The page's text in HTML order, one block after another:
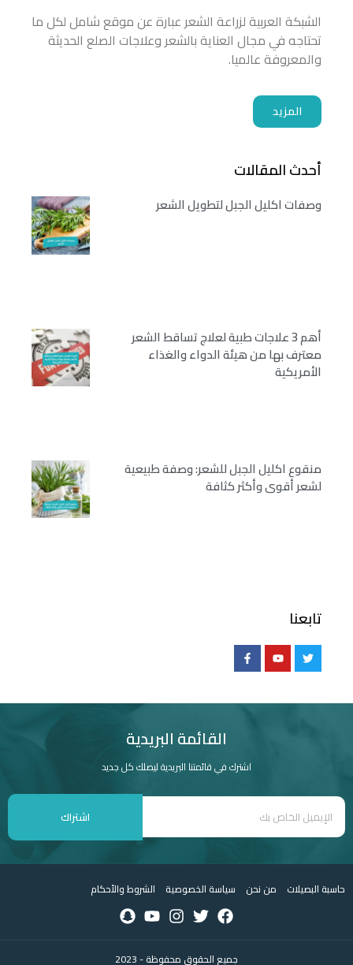
الشبكة العربية لزراعة الشعر عبارة عن موقع شامل لكل ما
تحتاجه في مجال العناية بالشعر وعلاجات الصلع الحديثة
والمعروفة عالميا.
المزيد
أحدث المقالات
وصفات اكليل الجبل لتطويل الشعر
أهم 3 علاجات طبية لعلاج تساقط الشعر
معترف بها من هيئة الدواء والغذاء
الأمريكية
منقوع اكليل الجبل للشعر: وصفة طبيعية
لشعر أقوى وأكثر كثافة
تابعنا
القائمة البريدية
اشترك في قائمتنا البريدية ليصلك كل جديد
اشتراك
حاسبة البصيلات من نحن سياسة الخصوصية الشروط والأحكام
جميع الحقوق محفوظة - 2023